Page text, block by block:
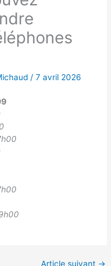
/7 avril 2026
Article suivant →